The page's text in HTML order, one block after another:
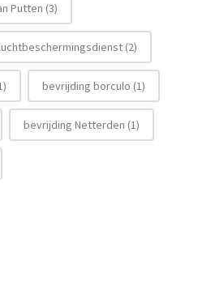
Putten (3)
(2)
bevrijding borculo (1)
bevrijding Netterden (1)